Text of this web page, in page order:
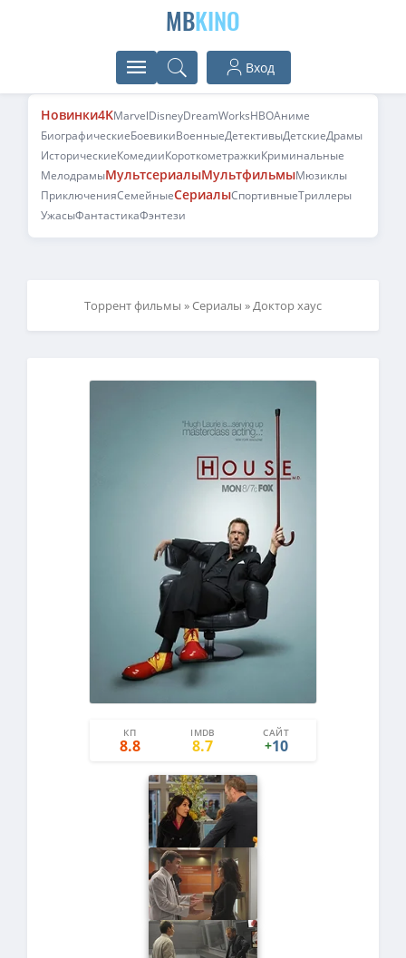
MBKINO
Вход
Новинки4KMarvelDisneyDreamWorksHBOАниме
БиографическиеБоевикиВоенныеДетективыДетскиеДрамы
ИсторическиеКомедииКороткометражкиКриминальные
МелодрамыМультсериалыМультфильмыМюзиклы
ПриключенияСемейныеСериалыСпортивныеТриллеры
УжасыФантастикаФэнтези
Торрент фильмы »Сериалы » Доктор хаус
КП
8.8
IMDB
8.7
САЙТ
11
+10